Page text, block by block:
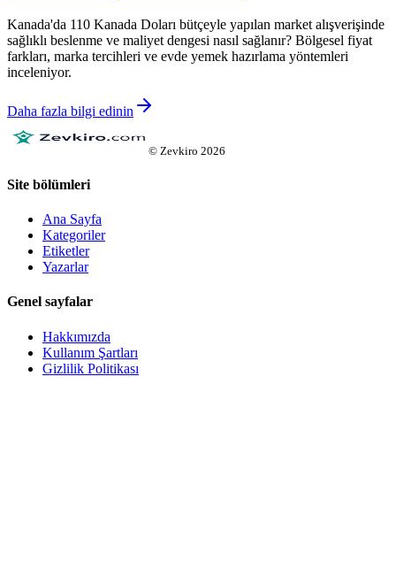
Kanada'da 110 Kanada Doları bütçeyle yapılan market alışverişinde
sağlıklı beslenme ve maliyet dengesi nasıl sağlanır? Bölgesel fiyat
farkları, marka tercihleri ve evde yemek hazırlama yöntemleri
inceleniyor.
Daha fazla bilgi edinin
© Zevkiro 2026
Site bölümleri
Ana Sayfa
Kategoriler
Etiketler
Yazarlar
Genel sayfalar
Hakkımızda
Kullanım Şartları
Gizlilik Politikası